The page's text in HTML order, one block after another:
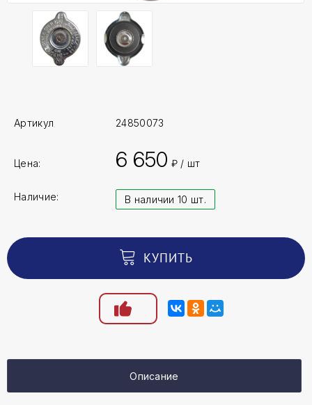
Артикул 24850073
Цена: 6 650 ₽ / шт
Наличие: В наличии 10 шт.
КУПИТЬ
Описание